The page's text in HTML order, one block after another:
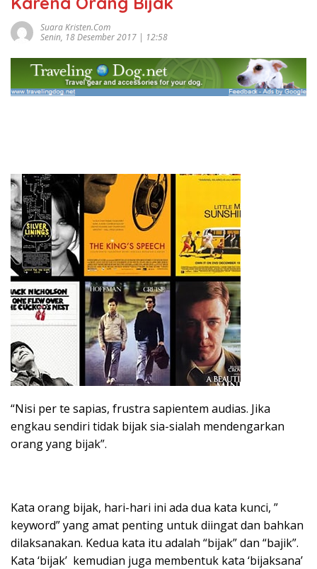
Suara Kristen.com
Senin, 18 Desember 2017 | 12:58
“Nisi per te sapias, frustra sapientem audias. Jika
engkau sendiri tidak bijak sia-sialah mendengarkan
orang yang bijak”.
Kata orang bijak, hari-hari ini ada dua kata kunci, ”
keyword” yang amat penting untuk diingat dan bahkan
dilaksanakan. Kedua kata itu adalah “bijak” dan “bajik”.
Kata ‘bijak’ kemudian juga membentuk kata ‘bijaksana’